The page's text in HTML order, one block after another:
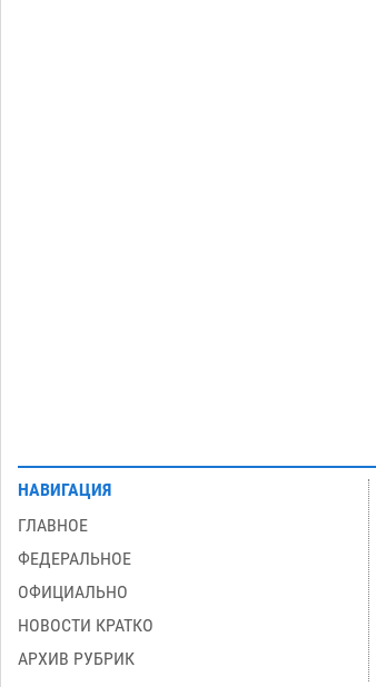
НАВИГАЦИЯ
ГЛАВНОЕ
ФЕДЕРАЛЬНОЕ
ОФИЦИАЛЬНО
НОВОСТИ КРАТКО
АРХИВ РУБРИК